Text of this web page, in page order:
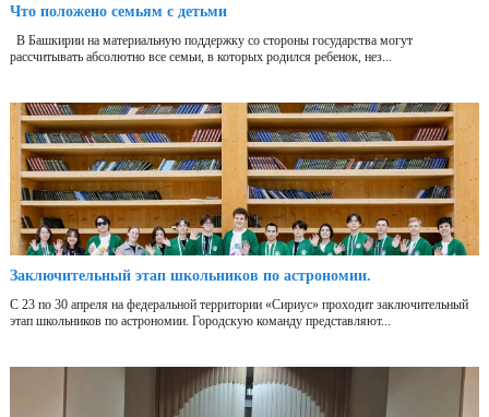
Что положено семьям с детьми
В Башкирии на материальную поддержку со стороны государства могут
рассчитывать абсолютно все семьи, в которых родился ребенок, нез...
Заключительный этап школьников по астрономии.
С 23 по 30 апреля на федеральной территории «Сириус» проходит заключительный
этап школьников по астрономии. Городскую команду представляют...